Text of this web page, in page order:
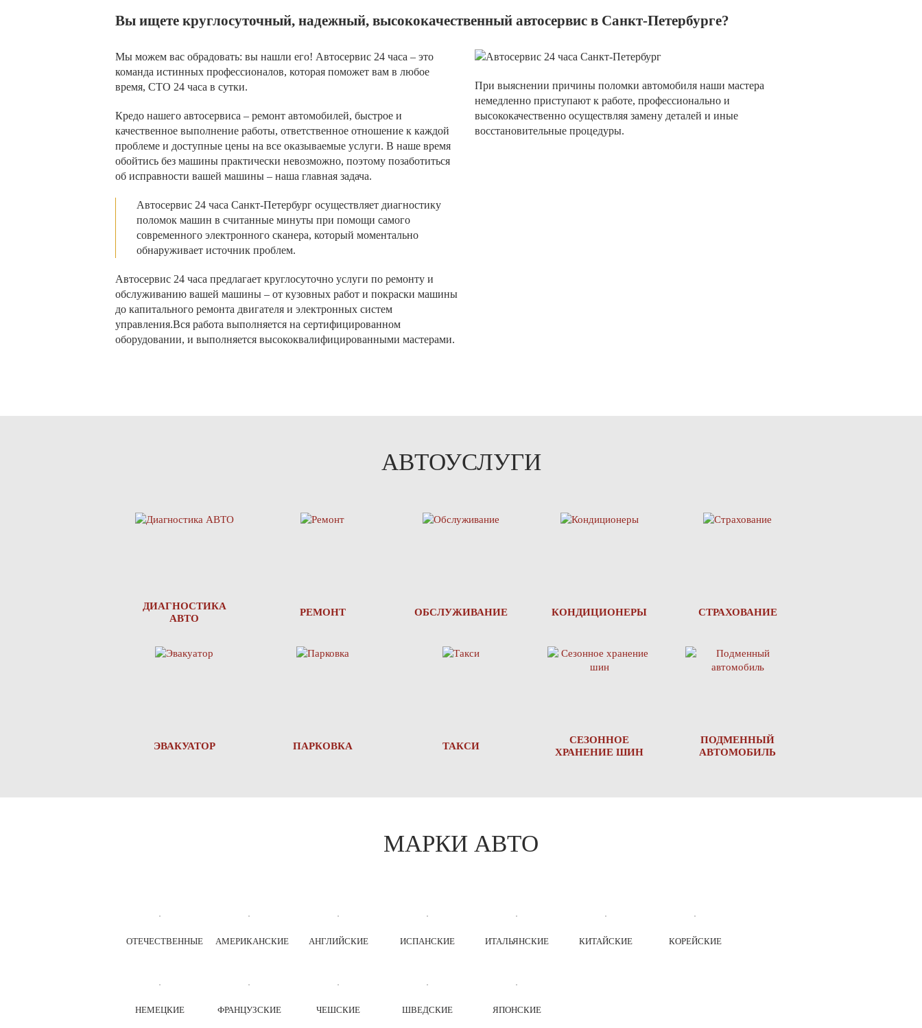
Вы ищете​ круглосуточный, надежный, высококачественный автосервис в Санкт-Петербурге?
Мы можем вас обрадовать: вы нашли его! Автосервис 24 часа – это
команда истинных профессионалов, которая поможет вам в любое
время, СТО 24 часа в сутки.
Кредо нашего автосервиса – ремонт автомобилей, быстрое и
качественное выполнение работы, ответственное отношение к каждой
проблеме и доступные цены на все оказываемые услуги. В наше время
обойтись без машины практически невозможно, поэтому позаботиться
об исправности вашей машины – наша главная задача.
Автосервис 24 часа Санкт-Петербург осуществляет диагностику
поломок машин в считанные минуты при помощи самого
современного электронного сканера, который моментально
обнаруживает источник проблем.
Автосервис 24 часа предлагает круглосуточно услуги по ремонту и
обслуживанию вашей машины – от кузовных работ и покраски машины
до капитального ремонта двигателя и электронных систем
управления.Вся работа выполняется на сертифицированном
оборудовании, и выполняется высококвалифицированными мастерами.
При выяснении причины поломки автомобиля наши мастера
немедленно приступают к работе, профессионально и
высококачественно осуществляя замену деталей и иные
восстановительные процедуры.
АВТОУСЛУГИ
ДИАГНОСТИКА
АВТО
РЕМОНТ ОБСЛУЖИВАНИЕ КОНДИЦИОНЕРЫ СТРАХОВАНИЕ
ЭВАКУАТОР ПАРКОВКА ТАКСИ
СЕЗОННОЕ
ХРАНЕНИЕ ШИН
ПОДМЕННЫЙ
АВТОМОБИЛЬ
МАРКИ АВТО
ОТЕЧЕСТВЕННЫЕ АМЕРИКАНСКИЕ АНГЛИЙСКИЕ ИСПАНСКИЕ ИТАЛЬЯНСКИЕ КИТАЙСКИЕ КОРЕЙСКИЕ
НЕМЕЦКИЕ ФРАНЦУЗСКИЕ ЧЕШСКИЕ ШВЕДСКИЕ ЯПОНСКИЕ